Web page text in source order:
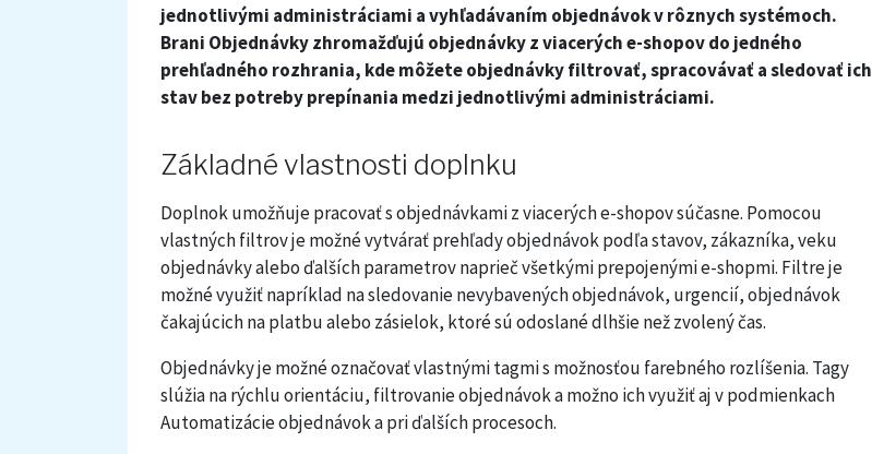
jednotlivými administráciami a vyhľadávaním objednávok v rôznych systémoch.
Brani Objednávky zhromažďujú objednávky z viacerých e-shopov do jedného
prehľadného rozhrania, kde môžete objednávky filtrovať, spracovávať a sledovať ich
stav bez potreby prepínania medzi jednotlivými administráciami.
Základné vlastnosti doplnku
Doplnok umožňuje pracovať s objednávkami z viacerých e-shopov súčasne. Pomocou
vlastných filtrov je možné vytvárať prehľady objednávok podľa stavov, zákazníka, veku
objednávky alebo ďalších parametrov naprieč všetkými prepojenými e-shopmi. Filtre je
možné využiť napríklad na sledovanie nevybavených objednávok, urgencií, objednávok
čakajúcich na platbu alebo zásielok, ktoré sú odoslané dlhšie než zvolený čas.
Objednávky je možné označovať vlastnými tagmi s možnosťou farebného rozlíšenia. Tagy
slúžia na rýchlu orientáciu, filtrovanie objednávok a možno ich využiť aj v podmienkach
Automatizácie objednávok a pri ďalších procesoch.